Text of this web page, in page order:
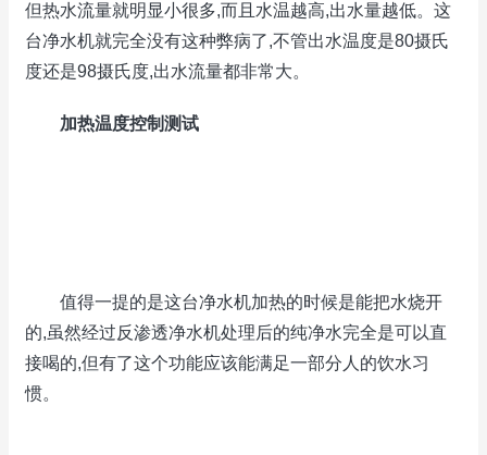
但热水流量就明显小很多,而且水温越高,出水量越低。这
台净水机就完全没有这种弊病了,不管出水温度是80摄氏
度还是98摄氏度,出水流量都非常大。
加热温度控制测试
值得一提的是这台净水机加热的时候是能把水烧开
的,虽然经过反渗透净水机处理后的纯净水完全是可以直
接喝的,但有了这个功能应该能满足一部分人的饮水习
惯。